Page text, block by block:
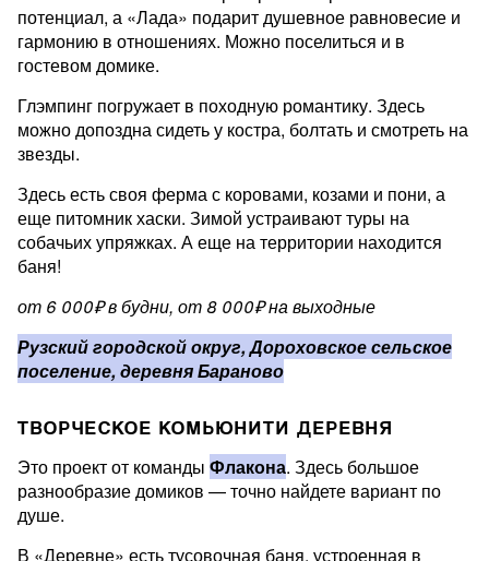
потенциал, а «Лада» подарит душевное равновесие и
гармонию в отношениях. Можно поселиться и в
гостевом домике.
Глэмпинг погружает в походную романтику. Здесь
можно допоздна сидеть у костра, болтать и смотреть на
звезды.
Здесь есть своя ферма с коровами, козами и пони, а
еще питомник хаски. Зимой устраивают туры на
собачьих упряжках. А еще на территории находится
баня!
от 6 000₽ в будни, от 8 000₽ на выходные
Рузский городской округ, Дороховское сельское
поселение, деревня Бараново
ТВОРЧЕСКОЕ КОМЬЮНИТИ ДЕРЕВНЯ
Это проект от команды Флакона. Здесь большое
разнообразие домиков — точно найдете вариант по
душе.
В «Деревне» есть тусовочная баня, устроенная в